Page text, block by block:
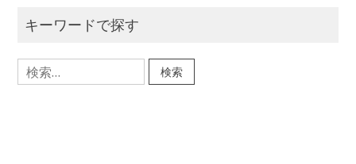
キーワードで探す
検
索: